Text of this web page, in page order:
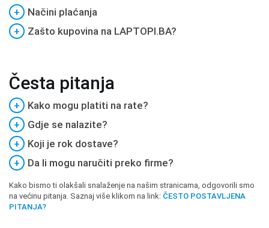
+
Načini plaćanja
+
Zašto kupovina na LAPTOPI.BA?
Česta pitanja
+
Kako mogu platiti na rate?
+
Gdje se nalazite?
+
Koji je rok dostave?
+
Da li mogu naručiti preko firme?
Kako bismo ti olakšali snalaženje na našim stranicama, odgovorili smo
na većinu pitanja. Saznaj više klikom na link: ČESTO POSTAVLJENA
PITANJA?